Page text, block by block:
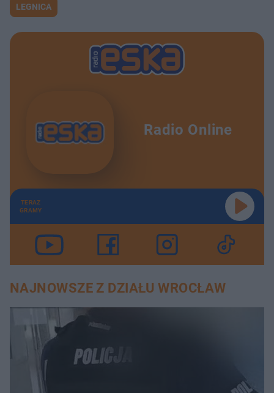
LEGNICA
Radio Online
TERAZ
GRAMY
NAJNOWSZE Z DZIAŁU WROCŁAW